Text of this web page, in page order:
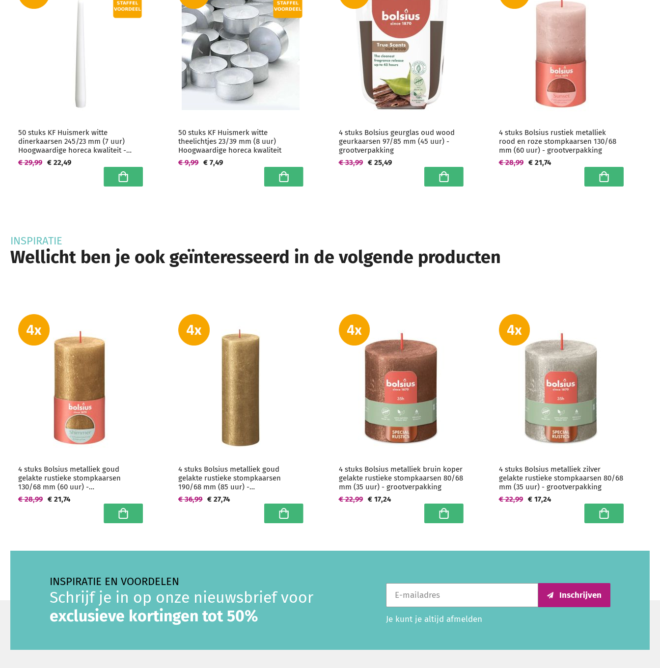
50 stuks KF Huismerk witte
dinerkaarsen 245/23 mm (7 uur)
Hoogwaardige horeca kwaliteit -
grootverpakking
€ 22,49
€ 29,99
In winkelwagen
50 stuks KF Huismerk witte
theelichtjes 23/39 mm (8 uur)
Hoogwaardige horeca kwaliteit
€ 7,49
€ 9,99
In winkelwagen
4 stuks Bolsius geurglas oud wood
geurkaarsen 97/85 mm (45 uur) -
grootverpakking
€ 25,49
€ 33,99
In winkelwagen
4 stuks Bolsius rustiek metalliek
rood en roze stompkaarsen 130/68
mm (60 uur) - grootverpakking
€ 21,74
€ 28,99
In winkelwagen
Wellicht ben je ook geïnteresseerd in de volgende producten
INSPIRATIE
4 stuks Bolsius metalliek goud
gelakte rustieke stompkaarsen
130/68 mm (60 uur) -
grootverpakking
€ 21,74
€ 28,99
In winkelwagen
4 stuks Bolsius metalliek goud
gelakte rustieke stompkaarsen
190/68 mm (85 uur) -
grootverpakking
€ 27,74
€ 36,99
In winkelwagen
4 stuks Bolsius metalliek bruin koper
gelakte rustieke stompkaarsen 80/68
mm (35 uur) - grootverpakking
€ 17,24
€ 22,99
In winkelwagen
4 stuks Bolsius metalliek zilver
gelakte rustieke stompkaarsen 80/68
mm (35 uur) - grootverpakking
€ 17,24
€ 22,99
In winkelwagen
INSPIRATIE EN VOORDELEN
Schrijf je in op onze nieuwsbrief voor
exclusieve kortingen tot 50%
Inschrijven
Je kunt je altijd afmelden